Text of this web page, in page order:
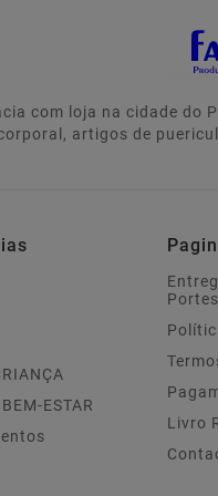
com loja na cidade
artigos de
ESTAR
Livro